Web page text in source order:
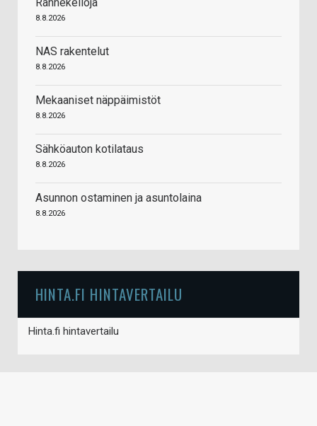
8.8.2026
NAS rakentelut
8.8.2026
Mekaaniset näppäimistöt
8.8.2026
Sähköauton kotilataus
8.8.2026
Asunnon ostaminen ja asuntolaina
8.8.2026
HINTA.FI HINTAVERTAILU
Hinta.fi hintavertailu